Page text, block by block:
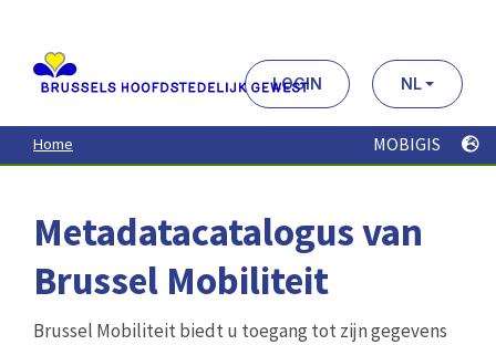
contenu
principal
LOGIN NL
Home MOBIGIS
Metadatacatalogus van
Brussel Mobiliteit
Brussel Mobiliteit biedt u toegang tot zijn gegevens